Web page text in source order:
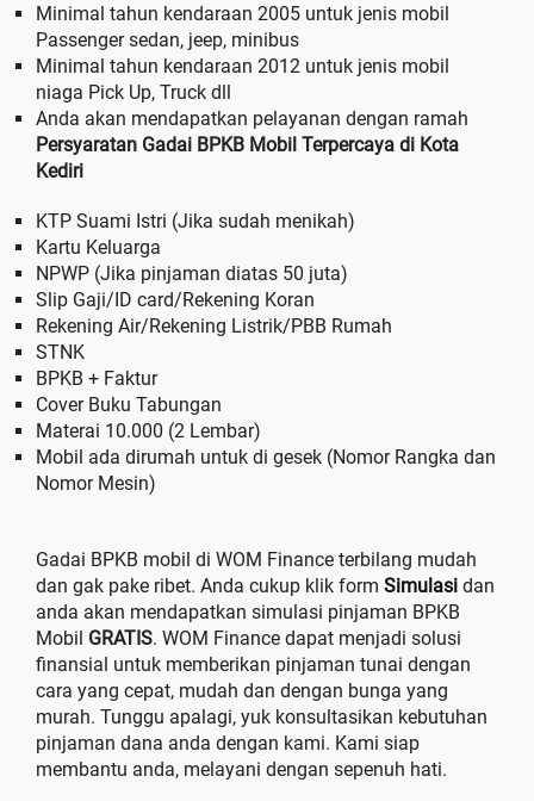
Minimal tahun kendaraan 2005 untuk jenis mobil
Passenger sedan, jeep, minibus
Minimal tahun kendaraan 2012 untuk jenis mobil
niaga Pick Up, Truck dll
Anda akan mendapatkan pelayanan dengan ramah
Persyaratan Gadai BPKB Mobil Terpercaya di Kota
Kediri
KTP Suami Istri (Jika sudah menikah)
Kartu Keluarga
NPWP (Jika pinjaman diatas 50 juta)
Slip Gaji/ID card/Rekening Koran
Rekening Air/Rekening Listrik/PBB Rumah
STNK
BPKB + Faktur
Cover Buku Tabungan
Materai 10.000 (2 Lembar)
Mobil ada dirumah untuk di gesek (Nomor Rangka dan
Nomor Mesin)
Gadai BPKB mobil di WOM Finance terbilang mudah
dan gak pake ribet. Anda cukup klik form Simulasi dan
anda akan mendapatkan simulasi pinjaman BPKB
Mobil GRATIS. WOM Finance dapat menjadi solusi
finansial untuk memberikan pinjaman tunai dengan
cara yang cepat, mudah dan dengan bunga yang
murah. Tunggu apalagi, yuk konsultasikan kebutuhan
pinjaman dana anda dengan kami. Kami siap
membantu anda, melayani dengan sepenuh hati.